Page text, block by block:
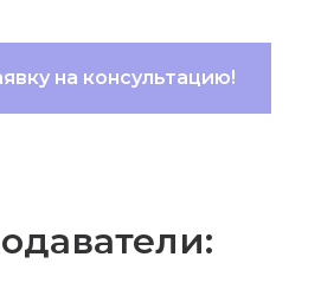
на консультацию!